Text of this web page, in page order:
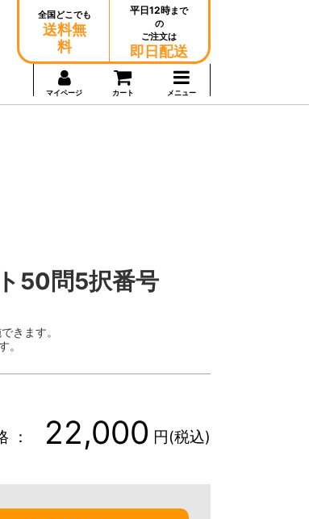
全国どこでも
送料無
料
平日12時まで
の
ご注文は
即日配送
マイページ カート メニュー
50問5択番号
きます。
。
： 22,000 円(税込)